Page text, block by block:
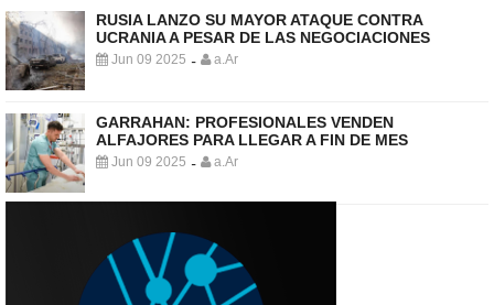
RUSIA LANZO SU MAYOR ATAQUE CONTRA
UCRANIA A PESAR DE LAS NEGOCIACIONES
Jun 09 2025 - a.Ar
GARRAHAN: PROFESIONALES VENDEN
ALFAJORES PARA LLEGAR A FIN DE MES
Jun 09 2025 - a.Ar